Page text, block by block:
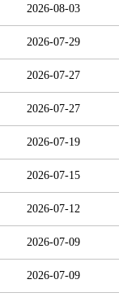
2026-08-03
2026-07-29
2026-07-27
2026-07-27
2026-07-19
2026-07-15
2026-07-12
2026-07-09
2026-07-09